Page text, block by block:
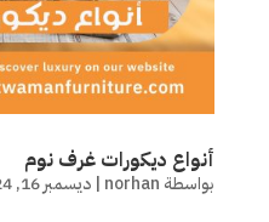
أنواع ديكورات غرف نوم
بواسطة norhan
| ديسمبر 16, 2024